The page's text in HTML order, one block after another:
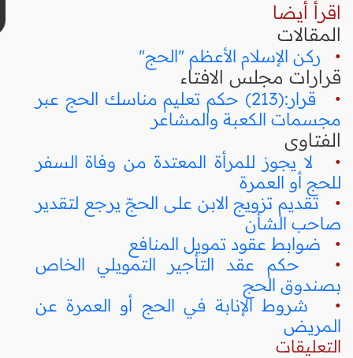
اقرأ أيضا
المقالات
• ركن الإسلام الأعظم "الحج"
قرارات مجلس الافتاء
•
قرار:(213) حكم تعليم مناسك الحج عبر
مجسمات الكعبة والمشاعر
الفتاوى
• لا يجوز للمرأة المعتدة من وفاة السفر
للحج أو العمرة
• تقديم تزويج الابن على الحجّ يرجع لتقدير
صاحب الشأن
• ضوابط عقود تمويل المنافع
• حكم عقد التأجير التمويلي الخاص
بصندوق الحج
• شروط الإنابة في الحج أو العمرة عن
المريض
التعليقات